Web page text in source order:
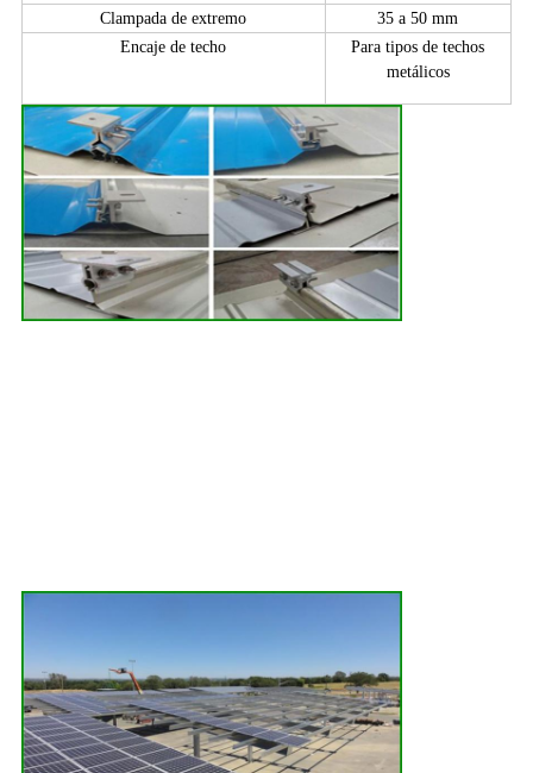
Clampada de extremo
35 a 50 mm
Encaje de techo
Para tipos de techos
metálicos